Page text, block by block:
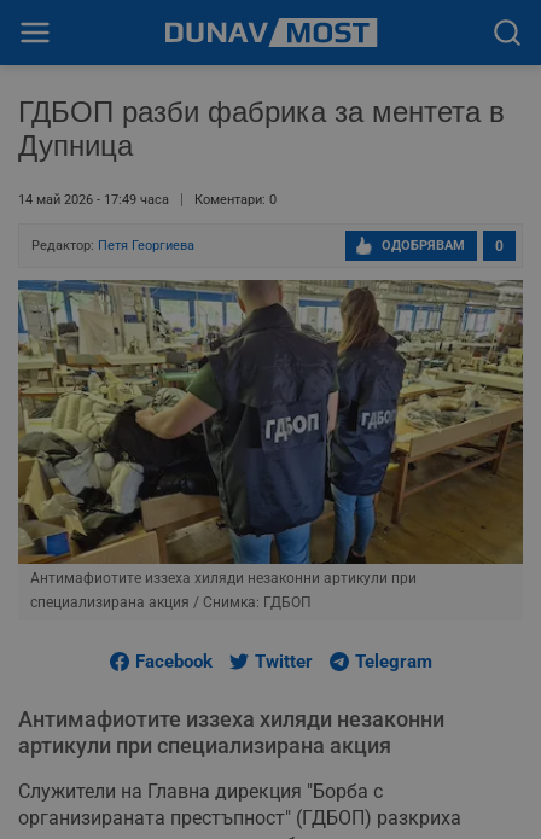
ГДБОП разби фабрика за ментета в
Дупница
14 май 2026 - 17:49 часа Коментари: 0
Редактор: Петя Георгиева 0
ОДОБРЯВАМ
Антимафиотите иззеха хиляди незаконни артикули при
специализирана акция / Снимка: ГДБОП
Facebook Twitter Telegram
Антимафиотите иззеха хиляди незаконни
артикули при специализирана акция
Служители на Главна дирекция "Борба с
организираната престъпност" (ГДБОП) разкриха